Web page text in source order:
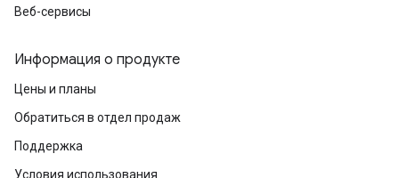
Веб-сервисы
Информация о продукте
Цены и планы
Обратиться в отдел продаж
Поддержка
Условия использования